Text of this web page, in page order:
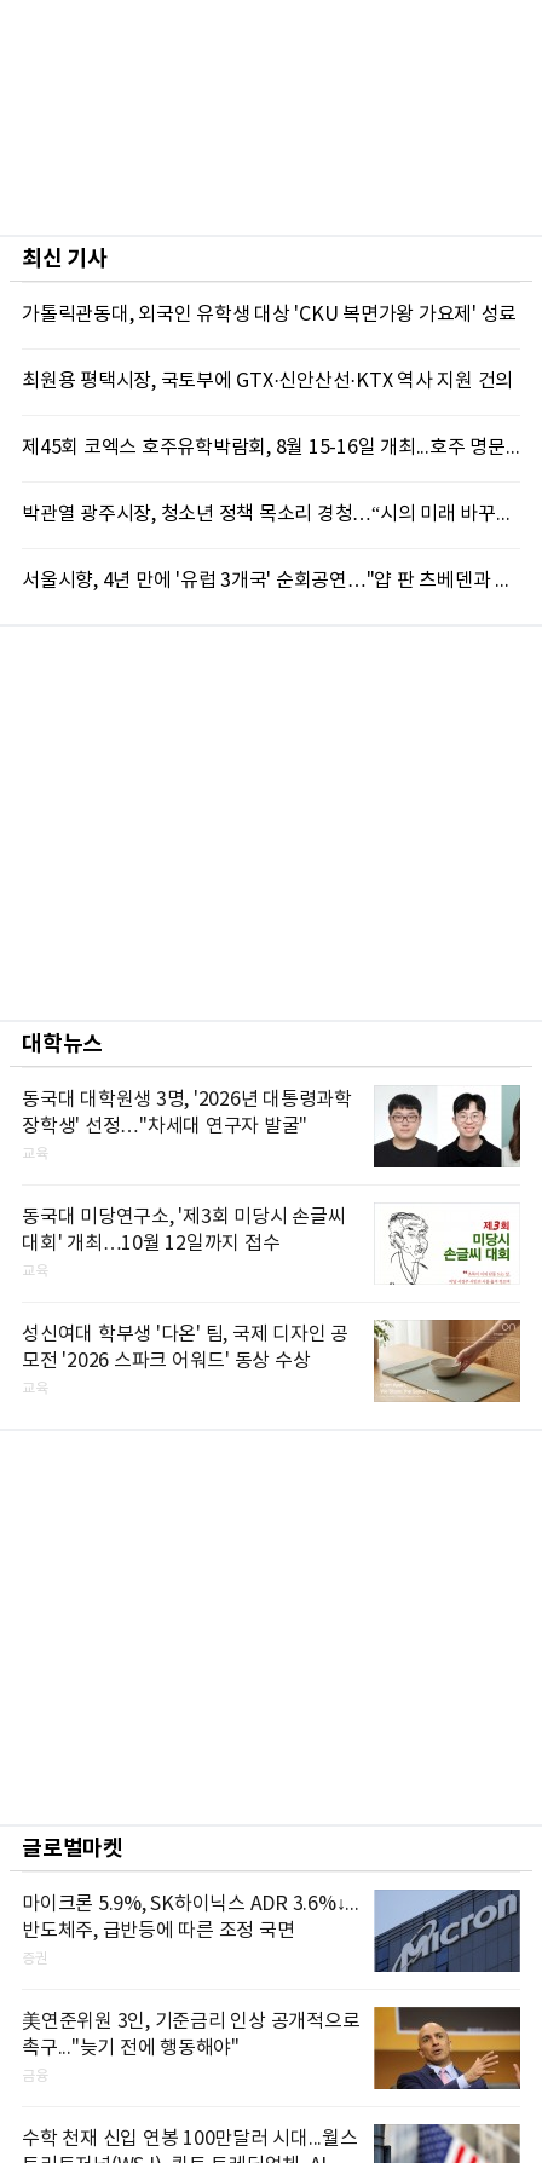
최신 기사
가톨릭관동대, 외국인 유학생 대상 'CKU 복면가왕 가요제' 성료
최원용 평택시장, 국토부에 GTX·신안산선·KTX 역사 지원 건의
제45회 코엑스 호주유학박람회, 8월 15-16일 개최...호주 명문대 장학금 및 유학 상담 제공
박관열 광주시장, 청소년 정책 목소리 경청…“시의 미래 바꾸는 자산”
서울시향, 4년 만에 '유럽 3개국' 순회공연…"얍 판 츠베덴과 첫 동행"
대학뉴스
동국대 대학원생 3명, '2026년 대통령과학
장학생' 선정…"차세대 연구자 발굴"
교육
동국대 미당연구소, '제3회 미당시 손글씨
대회' 개최…10월 12일까지 접수
교육
성신여대 학부생 '다온' 팀, 국제 디자인 공
모전 '2026 스파크 어워드' 동상 수상
교육
글로벌마켓
마이크론 5.9%, SK하이닉스 ADR 3.6%↓...
반도체주, 급반등에 따른 조정 국면
증권
美연준위원 3인, 기준금리 인상 공개적으로
촉구..."늦기 전에 행동해야"
금융
수학 천재 신입 연봉 100만달러 시대...월스